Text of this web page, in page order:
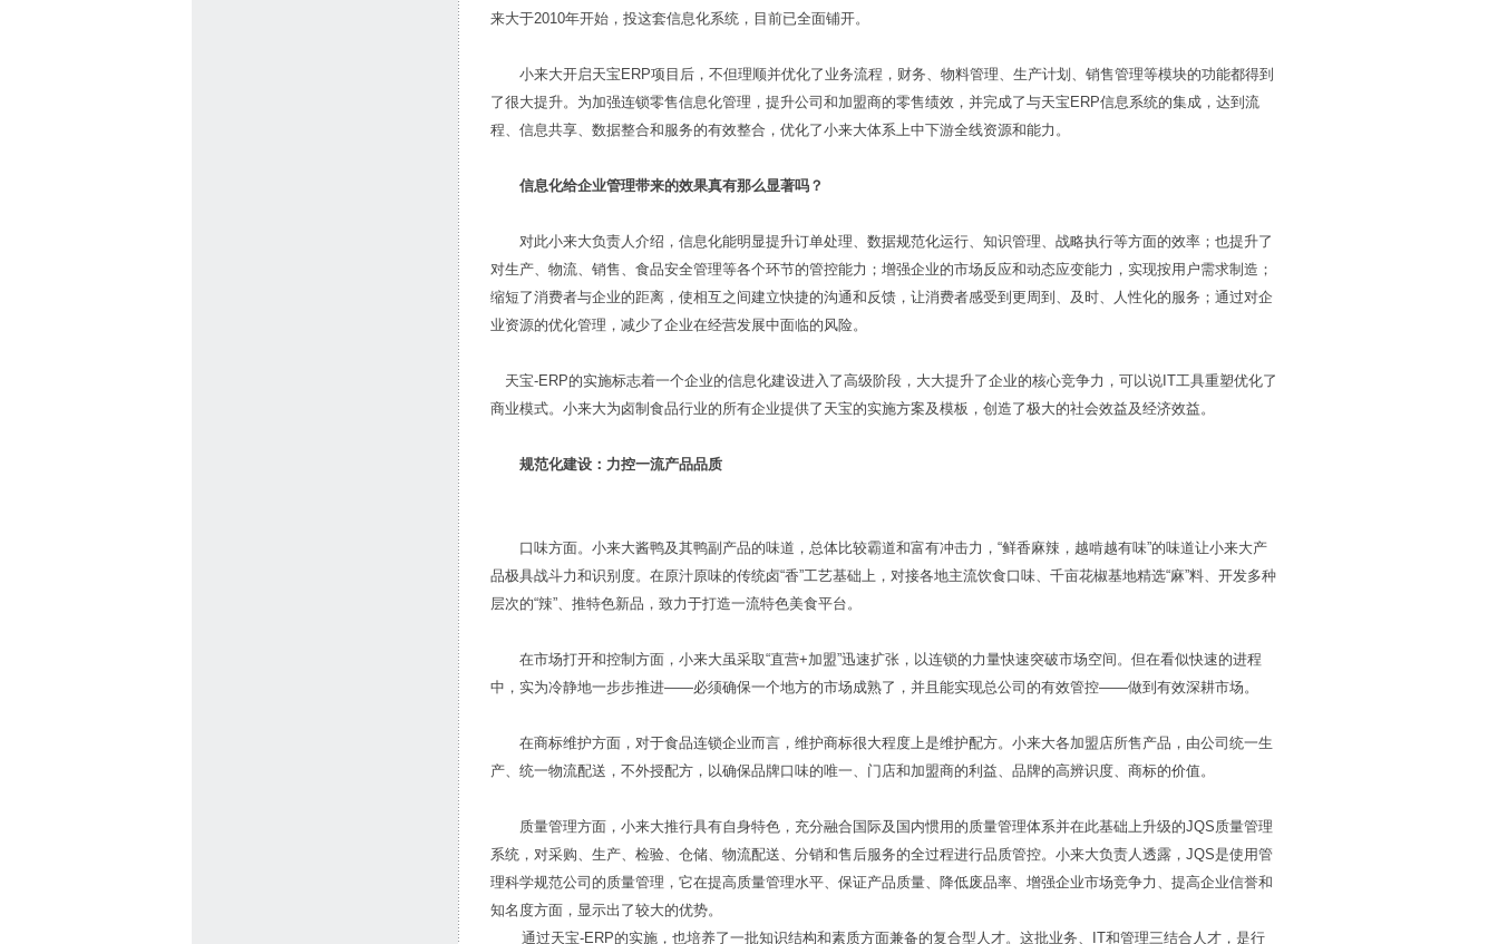
来大于2010年开始，投这套信息化系统，目前已全面铺开。
小来大开启天宝 ERP项目后，不但理顺并优化了业务流程，财务、物料管理、生产计划、销售管理等模块的功能都得到
了很大提升。为加强连锁零售信息化管理，提升公司和加盟商的零售绩效，并完成了与天宝 ERP信息系统的集成，达到流
程、信息共享、数据整合和服务的有效整合，优化了小来大体系上中下游全线资源和能力。
信息化给企业管理带来的效果真有那么显著吗？
对此小来大负责人介绍，信息化能明显提升订单处理、数据规范化运行、知识管理、战略执行等方面的效率；也提升了
对生产、物流、销售、食品安全管理等各个环节的管控能力；增强企业的市场反应和动态应变能力，实现按用户需求制造；
缩短了消费者与企业的距离，使相互之间建立快捷的沟通和反馈，让消费者感受到更周到、及时、人性化的服务；通过对企
业资源的优化管理，减少了企业在经营发展中面临的风险。
天宝-ERP的实施标志着一个企业的信息化建设进入了高级阶段，大大提升了企业的核心竞争力，可以说 IT工具重塑优化了
商业模式。小来大为卤制食品行业的所有企业提供了天宝的实施方案及模板，创造了极大的社会效益及经济效益。
规范化建设：力控一流产品品质
口味方面。小来大酱鸭及其鸭副产品的味道，总体比较霸道和富有冲击力， “鲜香麻辣，越啃越有味”的味道让小来大产
品极具战斗力和识别度。在原汁原味的传统卤“香”工艺基础上，对接各地主流饮食口味、千亩花椒基地精选“麻”料、开发多种
层次的“辣”、推特色新品，致力于打造一流特色美食平台。
在市场打开和控制方面，小来大虽采取“直营+加盟”迅速扩张，以连锁的力量快速突破市场空间。但在看似快速的进程
中，实为冷静地一步步推进——必须确保一个地方的市场成熟了，并且能实现总公司的有效管控——做到有效深耕市场。
在商标维护方面，对于食品连锁企业而言，维护商标很大程度上是维护配方。小来大各加盟店所售产品，由公司统一生
产、统一物流配送，不外授配方，以确保品牌口味的唯一、门店和加盟商的利益、品牌的高辨识度、商标的价值。
质量管理方面，小来大推行具有自身特色，充分融合国际及国内惯用的质量管理体系并在此基础上升级的JQS质量管理
系统，对采购、生产、检验、仓储、物流配送、分销和售后服务的全过程进行品质管控。小来大负责人透露， JQS是使用管
理科学规范公司的质量管理，它在提高质量管理水平、保证产品质量、降低废品率、增强企业市场竞争力、提高企业信誉和
知名度方面，显示出了较大的优势。
通过天宝-ERP的实施，也培养了一批知识结构和素质方面兼备的复合型人才。这批业务、 IT和管理三结合人才，是行